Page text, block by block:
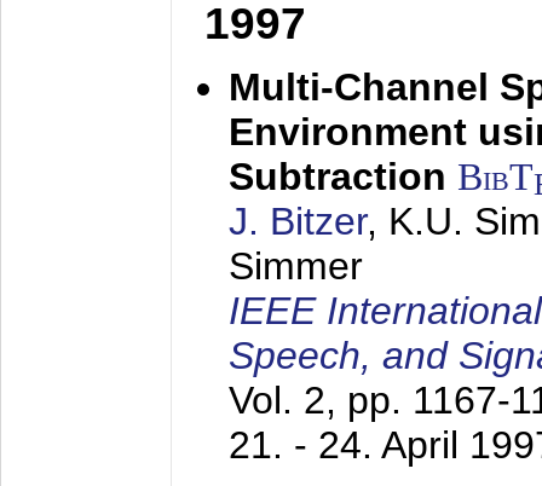
1997
Multi-Channel
Environment
Subtraction BibT
J. Bitzer, K.U.
Simmer
IEEE
Speech, and
Vol. 2, pp. 1167-
21. - 24. April